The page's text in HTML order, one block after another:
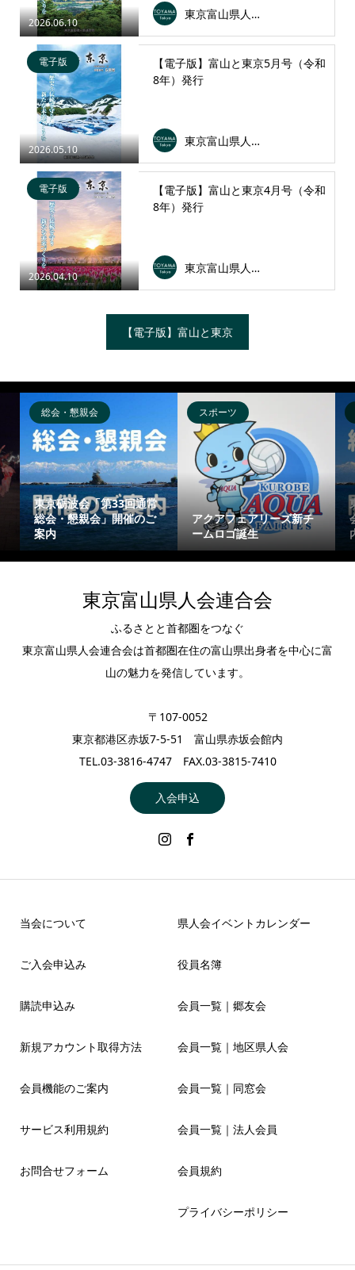
2026.06.10
東京富山県人会連合会
2026.05.10
電子版
【電子版】富山と東京5月号（令和
8年）発行
東京富山県人会連合会
2026.04.10
電子版
【電子版】富山と東京4月号（令和
8年）発行
東京富山県人会連合会
【電子版】富山と東京
総会・懇親会
東京砺波会「第33回通常
総会・懇親会」開催のご
案内
スポーツ
アクアフェアリーズ新チ
ームロゴ誕生
東京富山県人会連合会
ふるさとと首都圏をつなぐ
東京富山県人会連合会は首都圏在住の富山県出身者を中心に富
山の魅力を発信しています。
〒107-0052
東京都港区赤坂7-5-51 富山県赤坂会館内
TEL.03-3816-4747 FAX.03-3815-7410
入会申込
当会について
ご入会申込み
購読申込み
新規アカウント取得方法
会員機能のご案内
サービス利用規約
お問合せフォーム
県人会イベントカレンダー
役員名簿
会員一覧｜郷友会
会員一覧｜地区県人会
会員一覧｜同窓会
会員一覧｜法人会員
会員規約
プライバシーポリシー